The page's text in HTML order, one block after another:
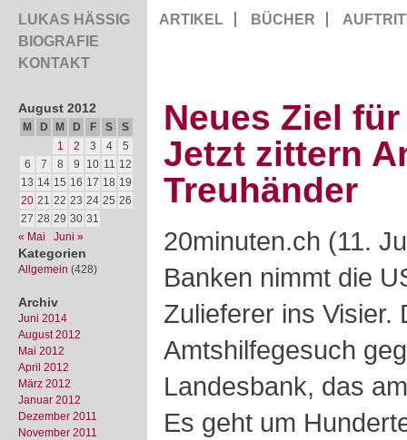
LUKAS HÄSSIG
BIOGRAFIE
KONTAKT
ARTIKEL BÜCHER
August 2012
M D M D F S
S
1
2 3 4
5
6
7 8 9 10 11 12
13 14 15 16 17 18 19
20 21 22 23 24 25 26
27 28 29 30 31
« Mai
Juni »
Kategorien
Allgemein (428)
Archiv
Juni 2014
August 2012
Mai 2012
April 2012
März 2012
Januar 2012
Dezember 2011
November 2011
Neues Ziel
Jetzt zittern
Treuhänder
20minuten.ch (11.
Banken nimmt die
Zulieferer ins Visier.
Amtshilfegesuch
Landesbank, das
Es geht um